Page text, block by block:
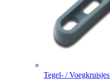
Tegel- / Voegkruisjes